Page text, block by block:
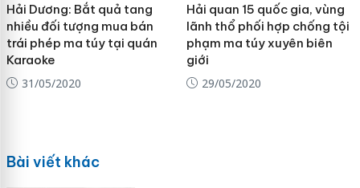
Hải Dương: Bắt quả tang
nhiều đối tượng mua bán
trái phép ma túy tại quán
Karaoke
31/05/2020
Hải quan 15 quốc gia, vùng
lãnh thổ phối hợp chống tội
phạm ma túy xuyên biên
giới
29/05/2020
Bài viết khác